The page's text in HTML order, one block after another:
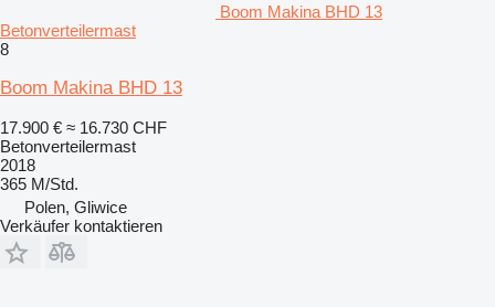
Boom Makina BHD 13
Betonverteilermast
8
Boom Makina BHD 13
17.900 € ≈ 16.730 CHF
Betonverteilermast
2018
365 M/Std.
Polen, Gliwice
Verkäufer kontaktieren